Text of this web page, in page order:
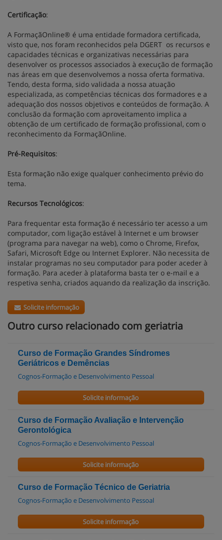
Certificação:
A FormaçãOnline® é uma entidade formadora certificada,
visto que, nos foram reconhecidos pela DGERT os recursos e
capacidades técnicas e organizativas necessárias para
desenvolver os processos associados à execução de formação
nas áreas em que desenvolvemos a nossa oferta formativa.
Tendo, desta forma, sido validada a nossa atuação
especializada, as competências técnicas dos formadores e a
adequação dos nossos objetivos e conteúdos de formação. A
conclusão da formação com aproveitamento implica a
obtenção de um certificado de formação profissional, com o
reconhecimento da FormaçãOnline.
Pré-Requisitos:
Esta formação não exige qualquer conhecimento prévio do
tema.
Recursos Tecnológicos:
Para frequentar esta formação é necessário ter acesso a um
computador, com ligação estável à Internet e um browser
(programa para navegar na web), como o Chrome, Firefox,
Safari, Microsoft Edge ou Internet Explorer. Não necessita de
instalar programas no seu computador para poder aceder à
formação. Para aceder à plataforma basta ter o e-mail e a
respetiva senha, criados aquando da realização da inscrição.
Solicite informação
Outro curso relacionado com geriatria
Curso de Formação Grandes Síndromes
Geriátricos e Demências
Cognos-Formação e Desenvolvimento Pessoal
Solicite informação
Curso de Formação Avaliação e Intervenção
Gerontológica
Cognos-Formação e Desenvolvimento Pessoal
Solicite informação
Curso de Formação Técnico de Geriatria
Cognos-Formação e Desenvolvimento Pessoal
Solicite informação